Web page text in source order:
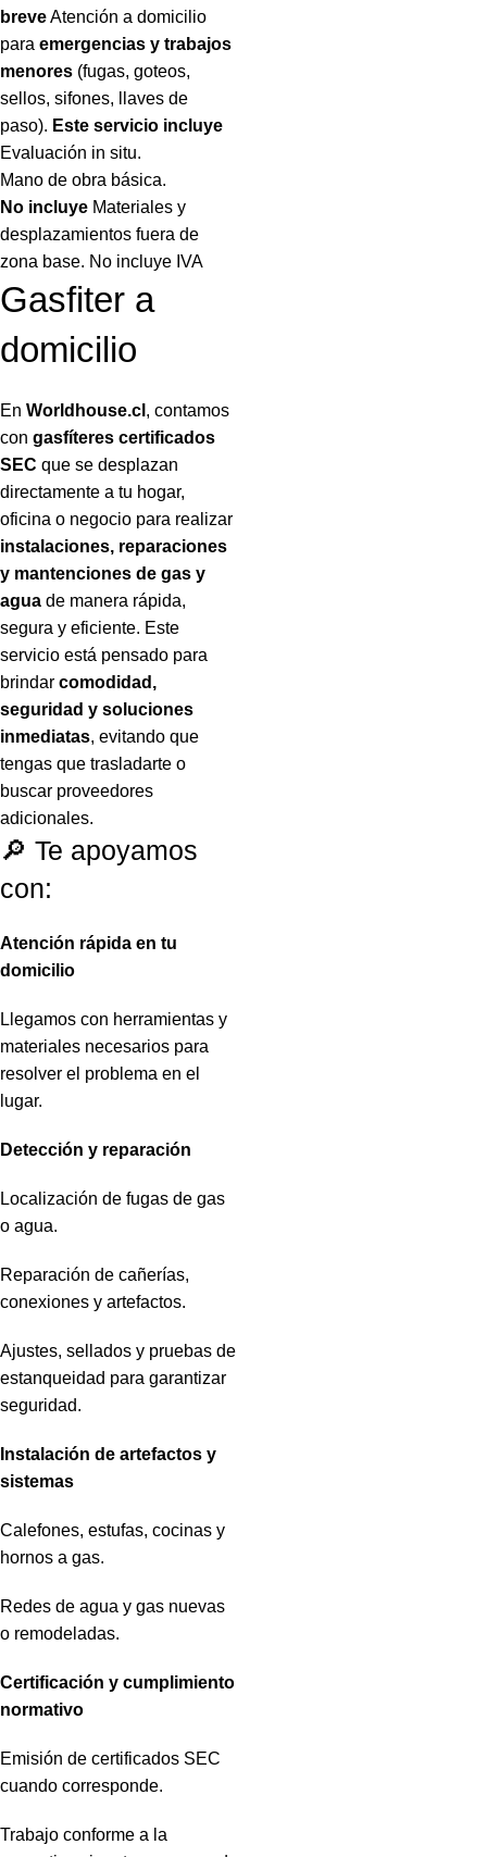
breveAtención a domicilio
para emergencias y trabajos
menores (fugas, goteos,
sellos, sifones, llaves de
paso). Este servicio incluye
Evaluación in situ.
Mano de obra básica.
No incluye Materiales y
desplazamientos fuera de
zona base. No incluye IVA
Gasfiter a
domicilio
En Worldhouse.cl , contamos
con gasfíteres certificados
SEC que se desplazan
directamente a tu hogar,
oficina o negocio para realizar
instalaciones, reparaciones
y mantenciones de gas y
agua de manera rápida,
segura y eficiente. Este
servicio está pensado para
brindar comodidad,
seguridad y soluciones
inmediatas, evitando que
tengas que trasladarte o
buscar proveedores
adicionales.
🔎 Te apoyamos
con:
Atención rápida en tu
domicilio
Llegamos con herramientas y
materiales necesarios para
resolver el problema en el
lugar.
Detección y reparación
Localización de fugas de gas
o agua.
Reparación de cañerías,
conexiones y artefactos.
Ajustes, sellados y pruebas de
estanqueidad para garantizar
seguridad.
Instalación de artefactos y
sistemas
Calefones, estufas, cocinas y
hornos a gas.
Redes de agua y gas nuevas
o remodeladas.
Certificación y cumplimiento
normativo
Emisión de certificados SEC
cuando corresponde.
Trabajo conforme a la